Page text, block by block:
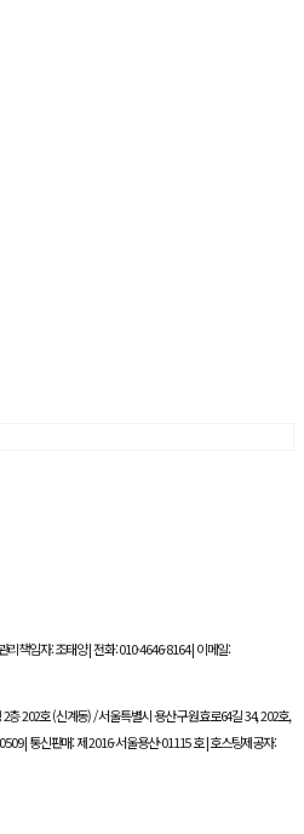
책임자: 조태양 | 전화: 010-4646-8164 | 이메일:
층 202호 (신계동) / 서울특별시 용산구 원효로64길 34, 202호,
| 통신판매:제 2016-서울용산-01115 호| 호스팅제공자: